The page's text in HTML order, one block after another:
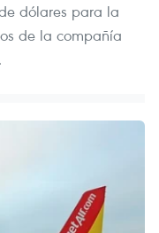
dólares para la
de la compañía